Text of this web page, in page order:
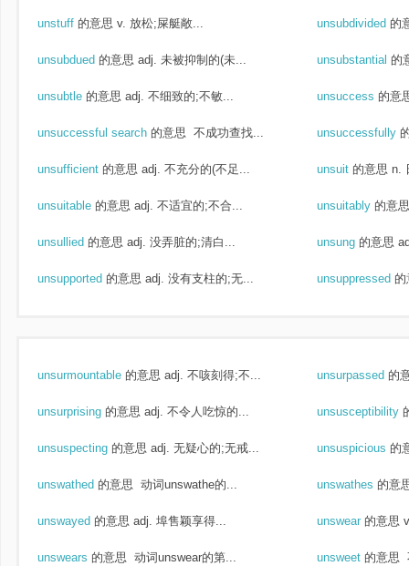
unstuff 的意思 v. 放松;屎艇敞... unsubdivided 的
unsubdued 的意思 adj. 未被抑制的(未... unsubstantial 的
unsubtle 的意思 adj. 不细致的;不敏... unsuccess 的意
unsuccessful search 的意思 不成功查找... unsuccessfully
unsufficient 的意思 adj. 不充分的(不足... unsuit 的意思 n.
unsuitable 的意思 adj. 不适宜的;不合... unsuitably 的意思
unsullied 的意思 adj. 没弄脏的;清白... unsung 的意思
unsupported 的意思 adj. 没有支柱的;无... unsuppressed 的
unsurmountable 的意思 adj. 不咳刻得;不... unsurpassed 的
unsurprising 的意思 adj. 不令人吃惊的... unsusceptibility
unsuspecting 的意思 adj. 无疑心的;无戒... unsuspicious 的
unswathed 的意思 动词unswathe的... unswathes 的意
unswayed 的意思 adj. 埠售颖享得... unswear 的意思
unswears 的意思 动词unswear的第... unsweet 的意思